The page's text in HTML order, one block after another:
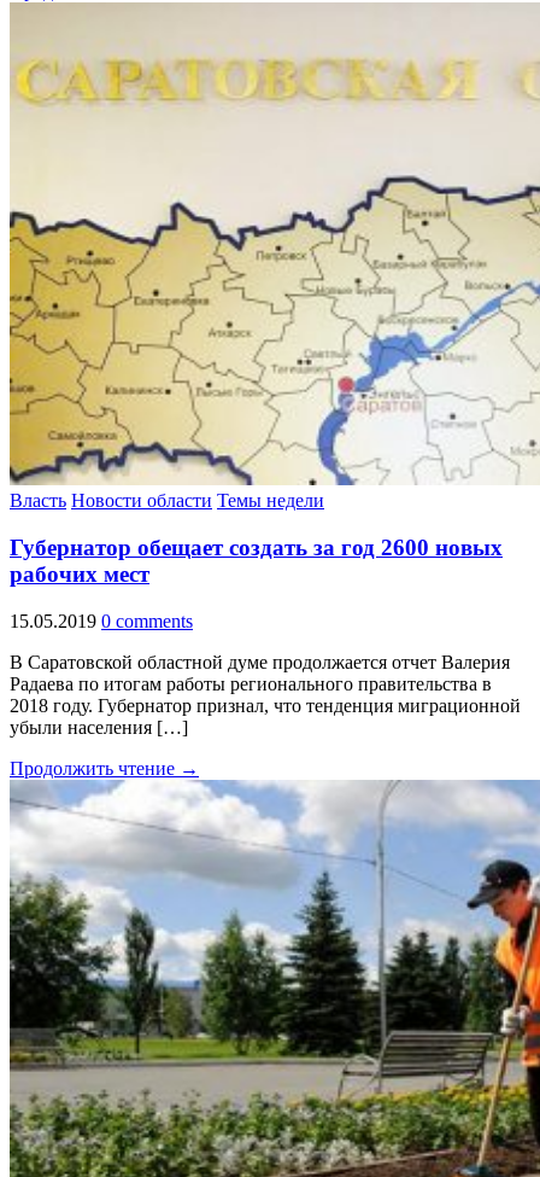
Власть Новости области Темы недели
Губернатор обещает создать за год 2600 новых
рабочих мест
15.05.2019 0 comments
В Саратовской областной думе продолжается отчет Валерия
Радаева по итогам работы регионального правительства в
2018 году. Губернатор признал, что тенденция миграционной
убыли населения […]
Продолжить чтение →